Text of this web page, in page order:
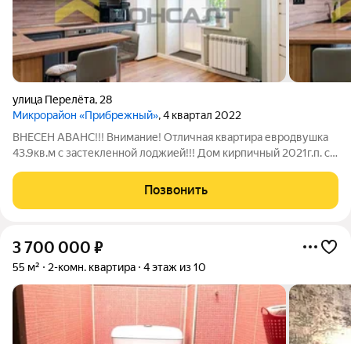
улица Перелёта, 28
Микрорайон «Прибрежный», 4 квартал 2022
ВНЕСЕН АВАНС!!! Внимание! Отличная квартира евродвушка
43.9кв.м с застекленной лоджией!!! Дом кирпичный 2021г.п. с
квартире выполнен евроремонт! Санузел совмещен: пол,
стены облицованы
Позвонить
3 700 000 ₽
55 м² 2-комн. квартира 4 этаж из 10